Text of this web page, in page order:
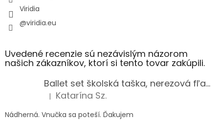
Viridia
@viridia.eu
Uvedené recenzie sú nezávislým názorom
našich zákazníkov, ktorí si tento tovar zakúpili.
Ballet set školská taška, nerezová fľaša a plný peračník s motívom baletky pre dievča
Hodnotenie produktu je 5 z 5 hviezdičiek.
| Katarína Sz.
Nádherná. Vnučka sa poteší. Ďakujem